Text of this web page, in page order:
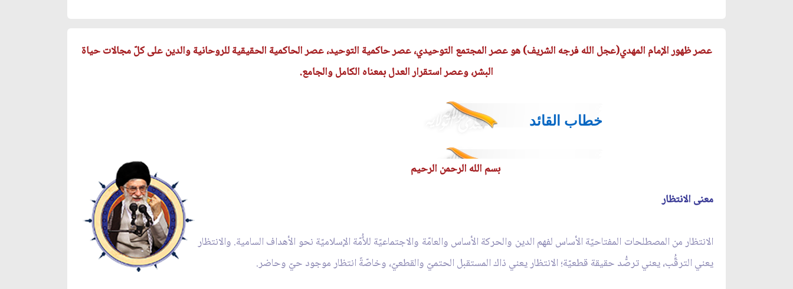
عصر ظهور الإمام المهدي(عجل الله فرجه الشريف) هو عصر المجتمع التوحيدي، عصر حاكمية التوحيد، عصر الحاكمية الحقيقية للروحانية والدين على كلّ مجالات حياة
البشر، وعصر استقرار العدل بمعناه الكامل والجامع.
خطاب القائد
بسم الله الرحمن الرحيم
معنى الانتظار
الانتظار من المصطلحات المفتاحيّة الأساس لفهم الدين والحركة الأساس والعامّة والاجتماعيّة للأُمّة الإسلاميّة نحو الأهداف السامية. والانتظار
يعني الترقُّب، يعني ترصُّد حقيقة قطعيّة؛ الانتظار يعني ذاك المستقبل الحتميّ والقطعيّ، وخاصّةً انتظار موجود حيّ وحاضر.